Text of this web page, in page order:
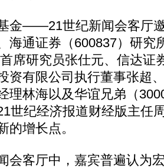
——21世纪新闻会客厅邀
海通证券（600837）研究
席研究员张仕元、信达证
资有限公司执行董事张超
理林海以及华谊兄弟（
世纪经济报道财经版主任
的增长点。
客厅中，嘉宾普遍认为